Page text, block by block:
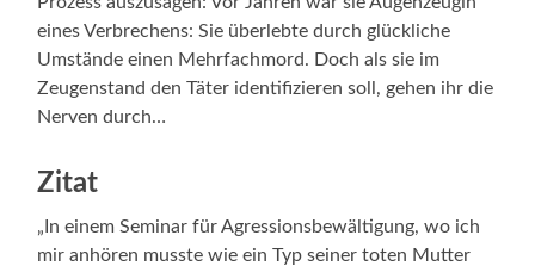
eines Verbrechens: Sie überlebte durch glückliche
Umstände einen Mehrfachmord. Doch als sie im
Zeugenstand den Täter identifizieren soll, gehen ihr die
Nerven durch…
Zitat
„In einem Seminar für Agressionsbewältigung, wo ich
mir anhören musste wie ein Typ seiner toten Mutter